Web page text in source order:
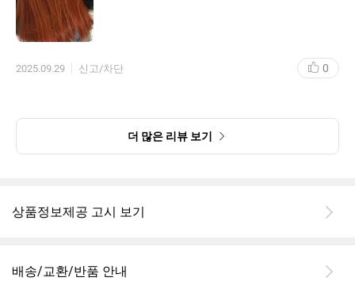
히려 윤기감이 남아있어서 관리하기 괜찮았습니다. 다만, 탈색모에
했을 때는 발색이 확실히 잘 되지만, 어두운 모발에는 빛이 강하게
안 올라올 수 있으니 참고하는 게 좋아요.
전체적으로 쨍한 오렌지빛을 원하는 분, 가을이나 여름에 분위기 전
고, 확실히 이미지 변신이 되는 색상이었습니다.
2025.09.29 신고/차단 0
더 많은 리뷰 보기
상품정보제공 고시 보기
배송/교환/반품 안내